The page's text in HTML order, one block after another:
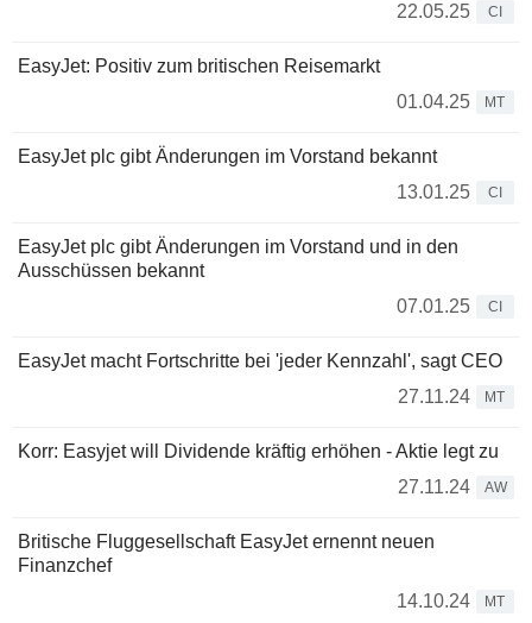
22.05.25
CI
EasyJet: Positiv zum britischen Reisemarkt
01.04.25
MT
EasyJet plc gibt Änderungen im Vorstand bekannt
13.01.25
CI
EasyJet plc gibt Änderungen im Vorstand und in den
Ausschüssen bekannt
07.01.25
CI
EasyJet macht Fortschritte bei 'jeder Kennzahl', sagt CEO
27.11.24
MT
Korr: Easyjet will Dividende kräftig erhöhen - Aktie legt zu
27.11.24
AW
Britische Fluggesellschaft EasyJet ernennt neuen
Finanzchef
14.10.24
MT